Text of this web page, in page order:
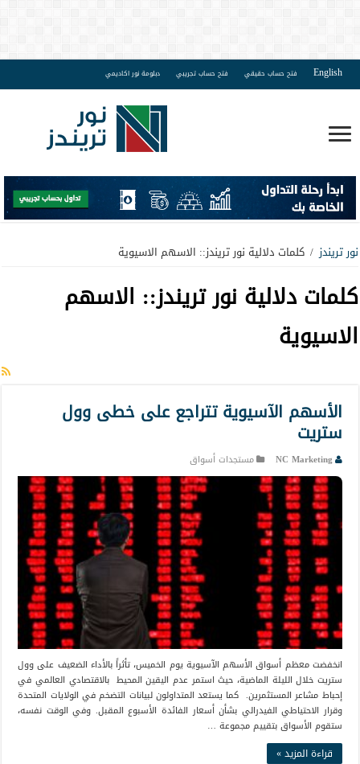
English فتح حساب حقيقي فتح حساب تجريبي دبلومة نور اكاديمي
نور تريندز / كلمات دلالية نور تريندز:: الاسهم الاسيوية
كلمات دلالية نور تريندز:: الاسهم
الاسيوية
الأسهم الآسيوية تتراجع على خطى وول
ستريت
NC Marketing مستجدات أسواق
انخفضت معظم أسواق الأسهم الآسيوية يوم الخميس، تأثراً بالأداء الضعيف على وول
ستريت خلال الليلة الماضية، حيث استمر عدم اليقين المحيط بالاقتصادي العالمي في
إحباط مشاعر المستثمرين. كما يستعد المتداولون لبيانات التضخم في الولايات المتحدة
وقرار الاحتياطي الفيدرالي بشأن أسعار الفائدة الأسبوع المقبل. وفي الوقت نفسه،
ستقوم الأسواق بتقييم مجموعة …
قراءة المزيد »